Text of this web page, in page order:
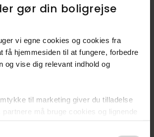
gør din boligrejse
vi egne cookies og cookies fra
få hjemmesiden til at fungere, forbedre
og vise dig relevant indhold og
til marketing giver du tilladelse
må bruge cookies og lignende